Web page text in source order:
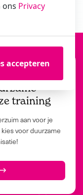
training
aan voor je
voor duurzame
ons Privacy
accepteren